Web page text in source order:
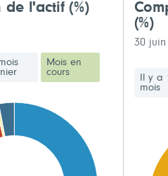
de l'actif(%)
Mois en
cours
(%)
30 juin
Il y a
mois